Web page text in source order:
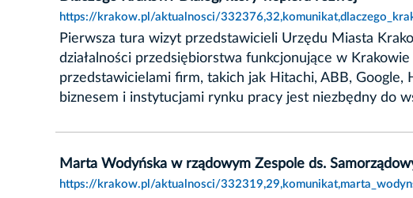
https://krakow.pl/aktualnosci/
Pierwsza tura wizyt przedstawicieli Urzędu Miasta
działalności przedsiębiorstwa funkcjonujące w
przedstawicielami firm, takich jak Hitachi, ABB,
biznesem i instytucjami rynku pracy jest niezbędny do
Marta Wodyńska w rządowym Zespole ds.
https://krakow.pl/aktualnosci/